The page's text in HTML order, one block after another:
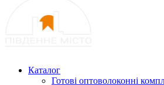
Каталог
Готові оптоволоконні